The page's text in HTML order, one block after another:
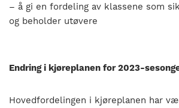
– å gi en fordeling av klassene som
og beholder utøvere
Endring i kjøreplanen for 2023-
Hovedfordelingen i kjøreplanen har